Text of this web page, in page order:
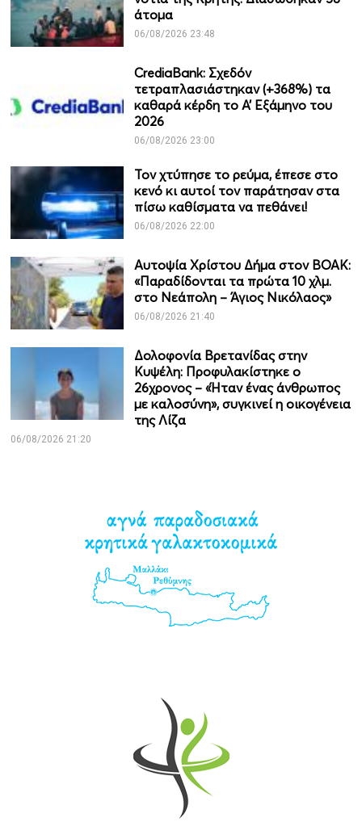
άτομα
06/08/2026 23:48
CrediaBank: Σχεδόν
τετραπλασιάστηκαν (+368%) τα
καθαρά κέρδη το Α’ Εξάμηνο του
2026
06/08/2026 23:00
Τον χτύπησε το ρεύμα, έπεσε στο
κενό κι αυτοί τον παράτησαν στα
πίσω καθίσματα να πεθάνει!
06/08/2026 22:00
Αυτοψία Χρίστου Δήμα στον ΒΟΑΚ:
«Παραδίδονται τα πρώτα 10 χλμ.
στο Νεάπολη – Άγιος Νικόλαος»
06/08/2026 21:40
Δολοφονία Βρετανίδας στην
Κυψέλη: Προφυλακίστηκε ο
26χρονος – «Ήταν ένας άνθρωπος
με καλοσύνη», συγκινεί η οικογένεια
της Λίζα
06/08/2026 21:20